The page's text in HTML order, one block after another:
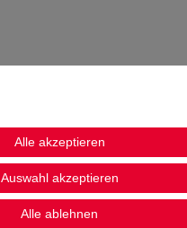
Alle akzeptieren
Auswahl akzeptieren
Alle ablehnen